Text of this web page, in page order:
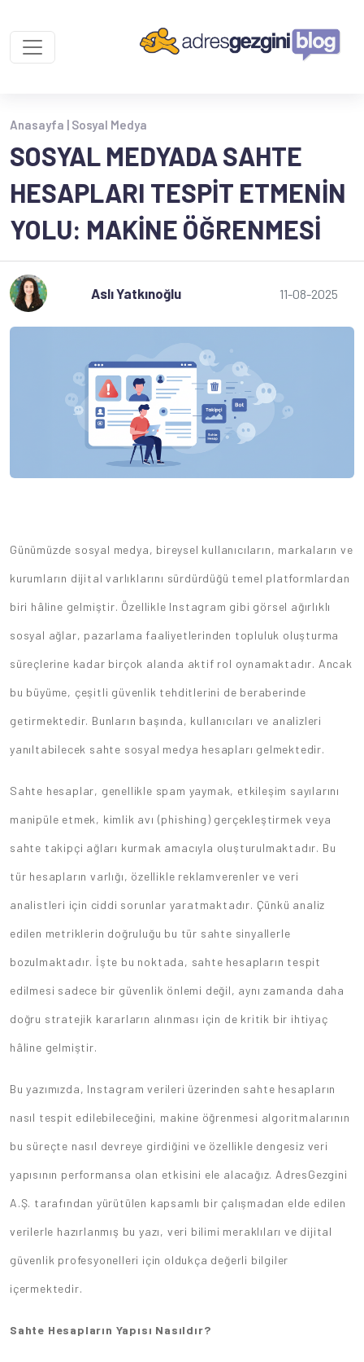
Anasayfa | Sosyal Medya
SOSYAL MEDYADA SAHTE
HESAPLARI TESPIT ETMENIN
YOLU: MAKINE ÖĞRENMESI
Aslı Yatkınoğlu 11-08-2025
Günümüzde sosyal medya, bireysel kullanıcıların, markaların ve
kurumların dijital varlıklarını sürdürdüğü temel platformlardan
biri hâline gelmiştir. Özellikle Instagram gibi görsel ağırlıklı
sosyal ağlar, pazarlama faaliyetlerinden topluluk oluşturma
süreçlerine kadar birçok alanda aktif rol oynamaktadır. Ancak
bu büyüme, çeşitli güvenlik tehditlerini de beraberinde
getirmektedir. Bunların başında, kullanıcıları ve analizleri
yanıltabilecek sahte sosyal medya hesapları gelmektedir.
Sahte hesaplar, genellikle spam yaymak, etkileşim sayılarını
manipüle etmek, kimlik avı (phishing) gerçekleştirmek veya
sahte takipçi ağları kurmak amacıyla oluşturulmaktadır. Bu
tür hesapların varlığı, özellikle reklamverenler ve veri
analistleri için ciddi sorunlar yaratmaktadır. Çünkü analiz
edilen metriklerin doğruluğu bu tür sahte sinyallerle
bozulmaktadır. İşte bu noktada, sahte hesapların tespit
edilmesi sadece bir güvenlik önlemi değil, aynı zamanda daha
doğru stratejik kararların alınması için de kritik bir ihtiyaç
hâline gelmiştir.
Bu yazımızda, Instagram verileri üzerinden sahte hesapların
nasıl tespit edilebileceğini, makine öğrenmesi algoritmalarının
bu süreçte nasıl devreye girdiğini ve özellikle dengesiz veri
yapısının performansa olan etkisini ele alacağız. AdresGezgini
A.Ş. tarafından yürütülen kapsamlı bir çalışmadan elde edilen
verilerle hazırlanmış bu yazı, veri bilimi meraklıları ve dijital
güvenlik profesyonelleri için oldukça değerli bilgiler
içermektedir.
Sahte Hesapların Yapısı Nasıldır?